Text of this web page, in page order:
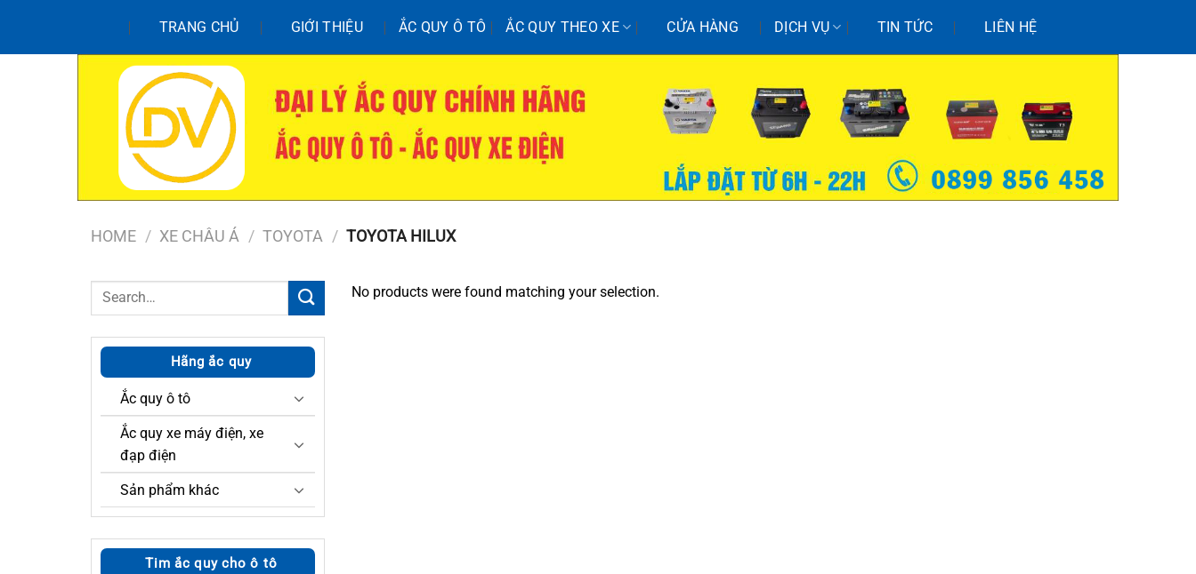
nội
TRANG CHỦ GIỚI THIỆU ẮC QUY Ô TÔ ẮC QUY THEO XE CỬA HÀNG DỊCH VỤ TIN TỨC LIÊN HỆ
HOME / XE CHÂU Á / TOYOTA / TOYOTA HILUX
Search
Hãng ắc quy
Ắc quy ô tô
Ắc quy xe máy điện, xe
đạp điện
Sản phẩm khác
Tim ắc quy cho ô tô
No products were found matching your selection.